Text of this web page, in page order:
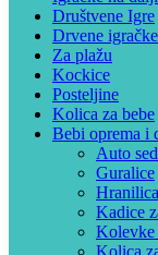
Društvene Igre
Drvene igračke
Za plažu
Kockice
Posteljine
Kolica za bebe
Bebi oprema i
Auto
Guralice
Hranilica
Kadice
Kolevke
Kolica